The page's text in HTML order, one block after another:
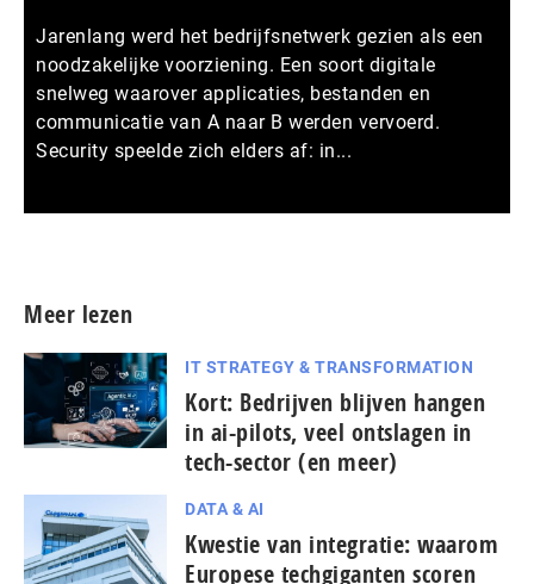
Jarenlang werd het bedrijfsnetwerk gezien als een
noodzakelijke voorziening. Een soort digitale
snelweg waarover applicaties, bestanden en
communicatie van A naar B werden vervoerd.
Security speelde zich elders af: in...
Meer lezen
IT STRATEGY & TRANSFORMATION
Kort: Bedrijven blijven hangen
in ai-pilots, veel ontslagen in
tech-sector (en meer)
DATA & AI
Kwestie van integratie: waarom
Europese tech­gi­gan­ten scoren